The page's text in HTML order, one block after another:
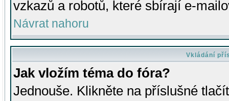
vzkazů a robotů, které sbírají e-
Návrat nahoru
Vkládání
Jak vložím téma do fóra?
Jednouše. Klikněte na příslušné